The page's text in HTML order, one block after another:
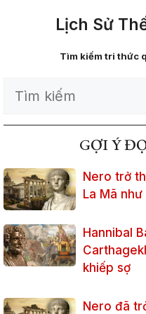
Lịch Sử
Tìm kiếm tri thức
Search
GỢI Ý
Nero trở
La Mã
Hannibal
khiếp sợ
Nero đã